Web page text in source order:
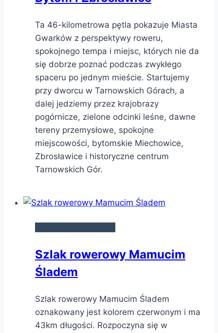
Ta 46-kilometrowa pętla pokazuje Miasta
Gwarków z perspektywy roweru,
spokojnego tempa i miejsc, których nie da
się dobrze poznać podczas zwykłego
spaceru po jednym mieście. Startujemy
przy dworcu w Tarnowskich Górach, a
dalej jedziemy przez krajobrazy
pogórnicze, zielone odcinki leśne, dawne
tereny przemysłowe, spokojne
miejscowości, bytomskie Miechowice,
Zbrosławice i historyczne centrum
Tarnowskich Gór.
Szlak rowerowy Mamucim
Śladem
Szlak rowerowy Mamucim Śladem
oznakowany jest kolorem czerwonym i ma
43km długości. Rozpoczyna się w